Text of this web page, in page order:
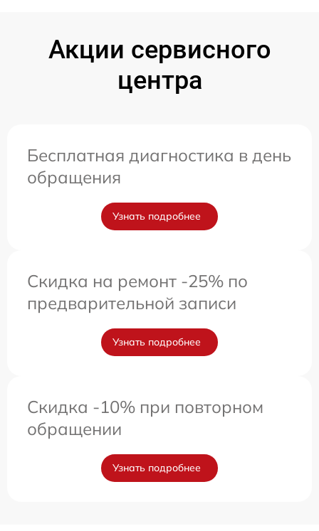
Акции сервисного
центра
Бесплатная диагностика в день
обращения
Узнать подробнее
Скидка на ремонт -25% по
предварительной записи
Узнать подробнее
Скидка -10% при повторном
обращении
Узнать подробнее